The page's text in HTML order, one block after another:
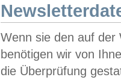
Wenn sie den auf der
benötigen wir von
die Überprüfung